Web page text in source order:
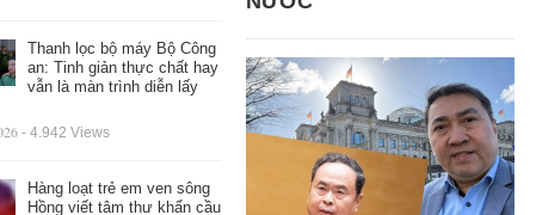
Thanh lọc bộ máy Bộ Công
an: Tinh giản thực chất hay
vẫn là màn trình diễn lấy
- 4.942 Views
Hàng loạt trẻ em ven sông
Hồng viết tâm thư khẩn cầu